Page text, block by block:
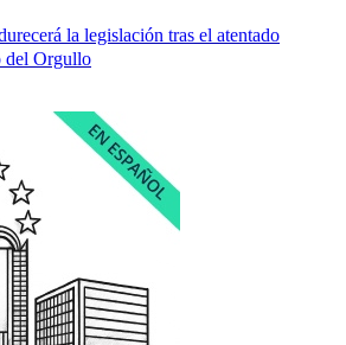
la legislación tras el atentado
del Orgullo